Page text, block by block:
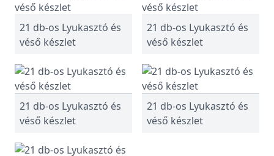
21 db-os Lyukasztó és
véső készlet
21 db-os Lyukasztó és
véső készlet
21 db-os Lyukasztó és
véső készlet
21 db-os Lyukasztó és
véső készlet